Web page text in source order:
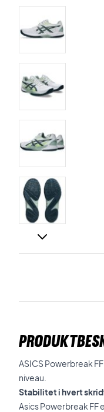
ASICS Powerbreak
niveau.
Stabilitet i hvert
Asics Powerbreak FF